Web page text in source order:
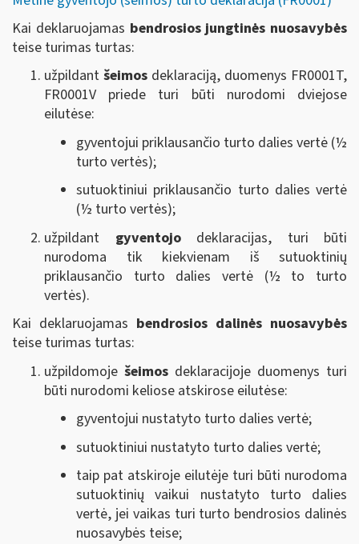
Kai deklaruojamas bendrosios jungtinės nuosavybės
teise turimas turtas:
užpildant šeimos deklaraciją, duomenys FR0001T,
FR0001V priede turi būti nurodomi dviejose
eilutėse:
gyventojui priklausančio turto dalies vertė (½
turto vertės);
sutuoktiniui priklausančio turto dalies vertė
(½ turto vertės);
užpildant gyventojodeklaracijas, turi būti
nurodoma tik kiekvienam iš sutuoktinių
priklausančio turto dalies vertė (½ to turto
vertės).
Kai deklaruojamas bendrosios dalinės nuosavybės
teise turimas turtas:
užpildomoje šeimos deklaracijoje duomenys turi
būti nurodomi keliose atskirose eilutėse:
gyventojui nustatyto turto dalies vertė;
sutuoktiniui nustatyto turto dalies vertė;
taip pat atskiroje eilutėje turi būti nurodoma
sutuoktinių vaikui nustatyto turto dalies
vertė, jei vaikas turi turto bendrosios dalinės
nuosavybės teise;